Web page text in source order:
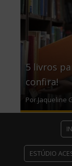
5 livros
confira!
Por Jaqueline
ESTÚDIO